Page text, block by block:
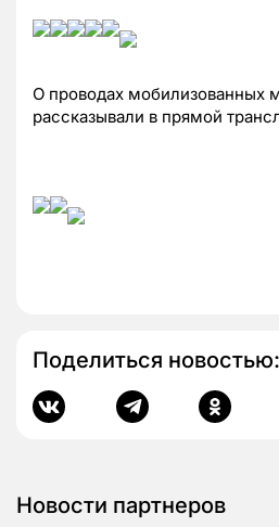
О проводах мобилизованных
рассказывали в прямой
Поделиться новостью:
Новости партнеров